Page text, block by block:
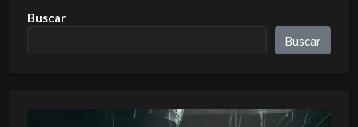
Buscar
Buscar